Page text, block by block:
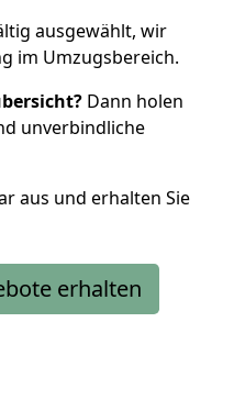
ausgewählt, wir
im Umzugsbereich.
Dann holen
unverbindliche
aus und erhalten Sie
erhalten